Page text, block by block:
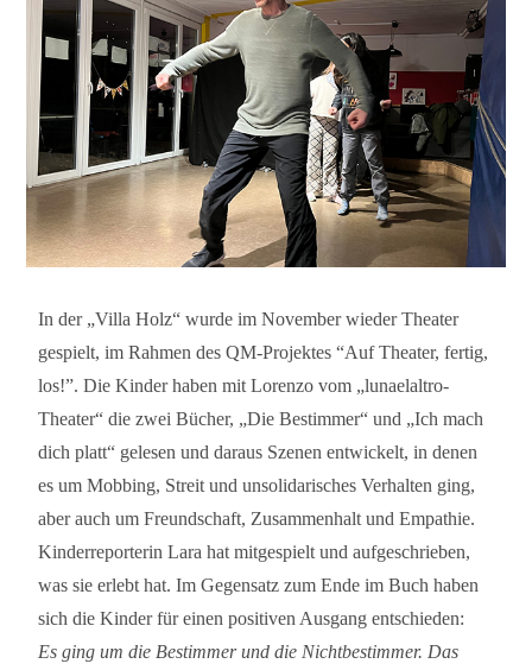
In der „Villa Holz“ wurde im November wieder Theater
gespielt, im Rahmen des QM-Projektes “Auf Theater, fertig,
los!”. Die Kinder haben mit Lorenzo vom „lunaelaltro-
Theater“ die zwei Bücher, „Die Bestimmer“ und „Ich mach
dich platt“ gelesen und daraus Szenen entwickelt, in denen
es um Mobbing, Streit und unsolidarisches Verhalten ging,
aber auch um Freundschaft, Zusammenhalt und Empathie.
Kinderreporterin Lara hat mitgespielt und aufgeschrieben,
was sie erlebt hat. Im Gegensatz zum Ende im Buch haben
sich die Kinder für einen positiven Ausgang entschieden:
Es ging um die Bestimmer und die Nichtbestimmer. Das